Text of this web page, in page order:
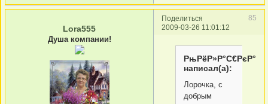
Поделиться
85
2009-03-26 11:01:12
Lora555
Душа компании!
РњРёР»Р°С€РєР°
написал(а):
Лорочка, с
добрым